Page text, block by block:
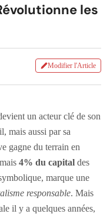
les
Modifier l'Article
un acteur clé de son
mais aussi par sa
gagne du terrain en
4% du capital des
marque une
responsable. Mais
il y a quelques années,